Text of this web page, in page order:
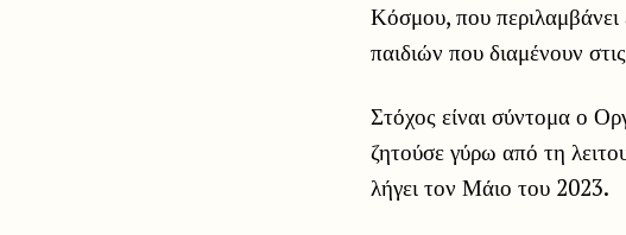
Κόσμου, που
παιδιών που διαμένουν
Στόχος είναι σύντομα ο
ζητούσε γύρω από τη
λήγει τον Μάιο του 2023.